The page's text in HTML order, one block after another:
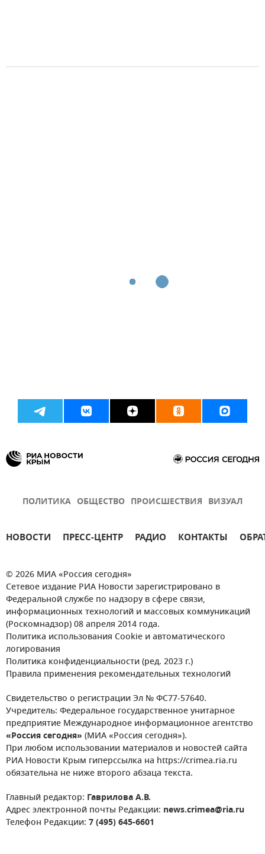
ПОЛИТИКА ОБЩЕСТВО ПРОИСШЕСТВИЯ ВИЗУАЛ
НОВОСТИ ПРЕСС-ЦЕНТР РАДИО КОНТАКТЫ
© 2026 МИА «Россия сегодня»
Сетевое издание РИА Новости зарегистрировано в
Федеральной службе по надзору в сфере связи,
информационных технологий и массовых коммуникаций
(Роскомнадзор) 08 апреля 2014 года.
Политика использования Cookie и автоматического
логирования
Политика конфиденциальности (ред. 2023 г.)
Правила применения рекомендательных технологий
Свидетельство о регистрации Эл № ФС77-57640.
Учредитель: Федеральное государственное унитарное
предприятие Международное информационное агентство
«Россия сегодня» (МИА «Россия сегодня»).
При любом использовании материалов и новостей сайта
РИА Новости Крым гиперссылка на https://crimea.ria.ru
обязательна не ниже второго абзаца текста.
Главный редактор: Гаврилова А.В.
Адрес электронной почты Редакции: news.crimea@ria.ru
Телефон Редакции: 7 (495) 645-6601